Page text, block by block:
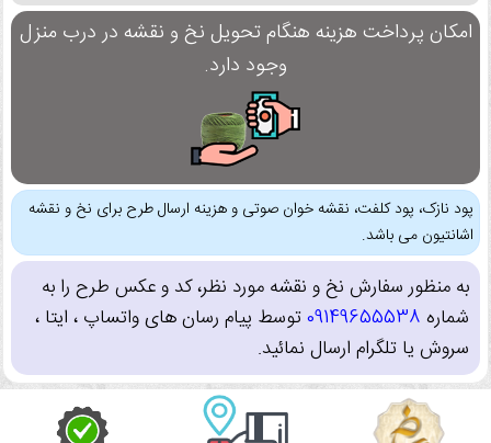
امکان پرداخت هزینه هنگام تحویل نخ و نقشه در درب منزل
وجود دارد.
پود نازک، پود کلفت، نقشه خوان صوتی و هزینه ارسال طرح برای نخ و نقشه
اشانتیون می باشد.
به منظور سفارش نخ و نقشه مورد نظر، کد و عکس طرح را به
شماره 09149655538توسط پیام رسان های واتساپ ، ایتا ،
سروش یا تلگرام ارسال نمائید.